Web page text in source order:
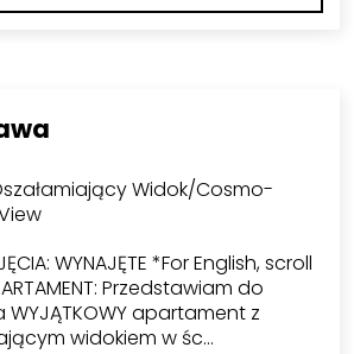
Widok/Cosmo-
WYNAJĘTE *For English, scroll
Przedstawiam do
apartament z
widokiem w śc…